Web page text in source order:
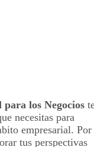
para los Negocios
necesitas para
empresarial. Por
tus perspectivas